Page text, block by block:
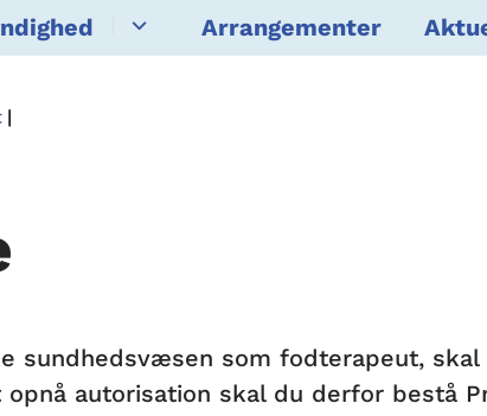
Arrangementer
sundhedsvæsen som fodterapeut, skal
autorisation skal du derfor bestå